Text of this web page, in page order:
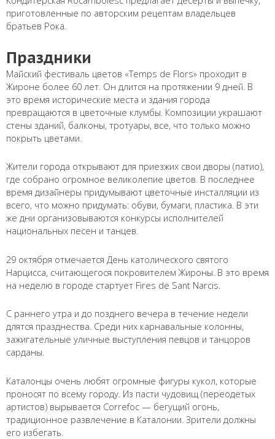
приготовленные по авторским рецептам владельцев
братьев Рока.
Праздники
Майский фестиваль цветов «Temps de Flors» проходит в
Жироне более 60 лет. Он длится на протяжении 9 дней. В
это время исторические места и здания города
превращаются в цветочные клумбы. Композиции украшают
стены зданий, балконы, тротуары, все, что только можно
покрыть цветами.
Жители города открывают для приезжих свои дворы (патио),
где собрано огромное великолепие цветов. В последнее
время дизайнеры придумывают цветочные инсталляции из
всего, что можно придумать: обуви, бумаги, пластика. В эти
же дни организовываются конкурсы исполнителей
национальных песен и танцев.
29 октября отмечается День католического святого
Нарцисса, считающегося покровителем Жироны. В это время
на неделю в городе стартует Fires de Sant Narcis.
С раннего утра и до позднего вечера в течение недели
длятся празднества. Среди них карнавальные колонны,
зажигательные уличные выступления певцов и танцоров
сарданы.
Каталонцы очень любят огромные фигуры кукол, которые
проносят по всему городу. Из пасти чудовищ (переодетых
артистов) вырывается Correfoc — бегущий огонь,
традиционное развлечение в Каталонии. Зрители должны
его избегать.